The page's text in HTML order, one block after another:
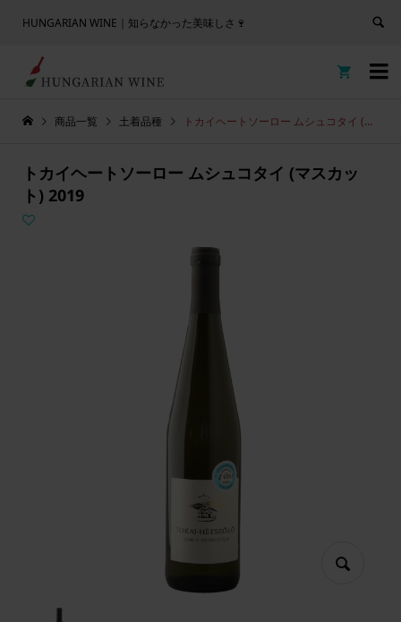
HUNGARIAN WINE｜知らなかった美味しさ🍷


商品一覧 土着品種 トカイヘートソーロー ムシュコタイ (マスカット) 2019
トカイヘートソーロー ムシュコタイ (マスカッ
ト) 2019